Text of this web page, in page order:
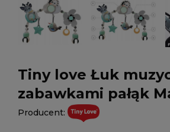
Tiny love Łuk
zabawkami pałąk
Producent: